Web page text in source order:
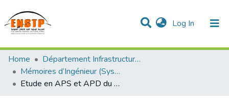
Log In (current)
DSPACE de l'École Nationale Supérieure des Travaux
Publics
Communities & Collections
Statistics
All of DSpace
Home
Département Infrastructures de Base (DIB)
Mémoires d’Ingénieur (Système classique)
Etude en APS et APD du contournement Nord de la ville de Médéa sur 11 km entre la RN1 et RN18 avec conception deux échangeurs et giratoires